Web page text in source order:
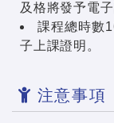
及格將發予電子
課程總時數
子上課證明。
注意事項